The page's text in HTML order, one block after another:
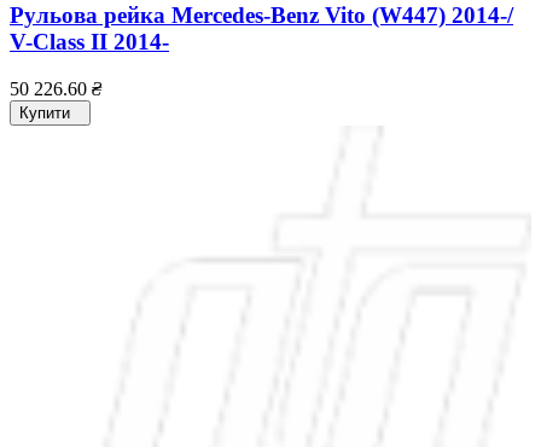
Рульова рейка Mercedes-Benz Vito (W447) 2014-/
V-Class II 2014-
50 226.60 ₴
Купити